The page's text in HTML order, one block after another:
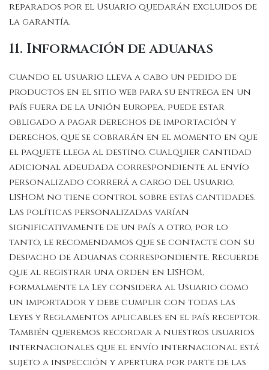
reparados por el Usuario quedarán excluidos de
la garantía.
11. Información de aduanas
Cuando el Usuario lleva a cabo un pedido de
productos en el sitio web para su entrega en un
país fuera de la Unión Europea, puede estar
obligado a pagar derechos de importación y
derechos, que se cobrarán en el momento en que
el paquete llega al destino. Cualquier cantidad
adicional adeudada correspondiente al envío
personalizado correrá a cargo del Usuario.
LISHOM no tiene control sobre estas cantidades.
Las políticas personalizadas varían
significativamente de un país a otro, por lo
tanto, le recomendamos que se contacte con su
Despacho de Aduanas correspondiente. Recuerde
que al registrar una orden en LISHOM,
formalmente la Ley considera al Usuario como
un importador y debe cumplir con todas las
Leyes y Reglamentos aplicables en el país receptor.
También queremos recordar a nuestros usuarios
internacionales que el envío internacional está
sujeto a inspección y apertura por parte de las